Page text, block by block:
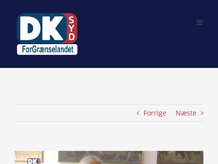
Forrige Næste
View